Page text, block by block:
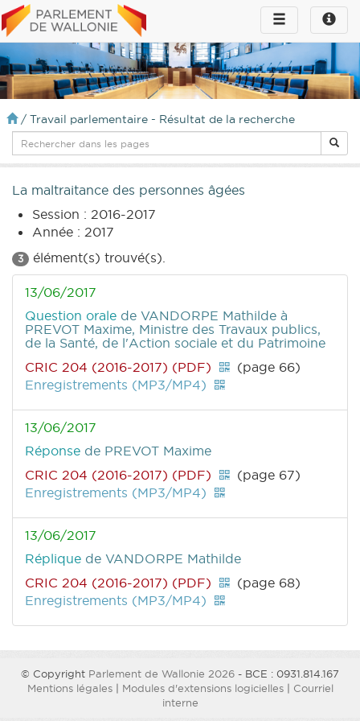
Toggle
infos
Toggle
navigation
/ Travail parlementaire - Résultat de la recherche
La maltraitance des personnes âgées
Session : 2016-2017
Année : 2017
3 élément(s) trouvé(s).
13/06/2017
Question orale de VANDORPE Mathilde à
PREVOT Maxime, Ministre des Travaux publics,
de la Santé, de l'Action sociale et du Patrimoine
CRIC 204 (2016-2017) (PDF)
(page 66)
Enregistrements (MP3/MP4)
13/06/2017
Réponse de PREVOT Maxime
CRIC 204 (2016-2017) (PDF)
(page 67)
Enregistrements (MP3/MP4)
13/06/2017
Réplique de VANDORPE Mathilde
CRIC 204 (2016-2017) (PDF)
(page 68)
Enregistrements (MP3/MP4)
© Copyright Parlement de Wallonie 2026 - BCE : 0931.814.167
Mentions légales| Modules d'extensions logicielles| Courriel
interne